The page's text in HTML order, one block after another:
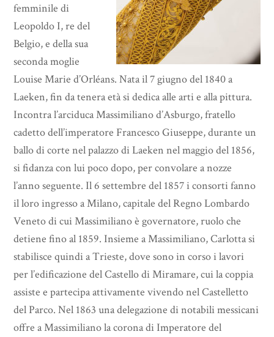
femminile di
Leopoldo I, re del
Belgio, e della sua
seconda moglie
Louise Marie d’Orléans. Nata il 7 giugno del 1840 a
Laeken, fin da tenera età si dedica alle arti e alla pittura.
Incontra l’arciduca Massimiliano d’Asburgo, fratello
cadetto dell’imperatore Francesco Giuseppe, durante un
ballo di corte nel palazzo di Laeken nel maggio del 1856,
si fidanza con lui poco dopo, per convolare a nozze
l’anno seguente. Il 6 settembre del 1857 i consorti fanno
il loro ingresso a Milano, capitale del Regno Lombardo
Veneto di cui Massimiliano è governatore, ruolo che
detiene fino al 1859. Insieme a Massimiliano, Carlotta si
stabilisce quindi a Trieste, dove sono in corso i lavori
per l’edificazione del Castello di Miramare, cui la coppia
assiste e partecipa attivamente vivendo nel Castelletto
del Parco. Nel 1863 una delegazione di notabili messicani
offre a Massimiliano la corona di Imperatore del